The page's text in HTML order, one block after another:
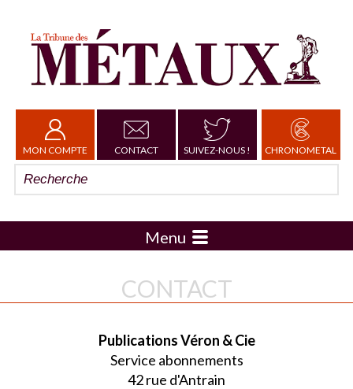
MON COMPTE CONTACT SUIVEZ-NOUS ! CHRONOMETAL
Menu
CONTACT
Publications Véron & Cie
Service abonnements
42 rue d'Antrain